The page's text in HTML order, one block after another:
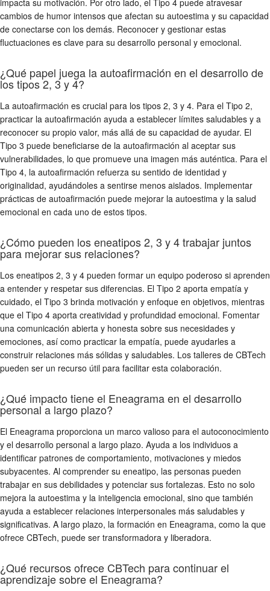
impacta su motivación. Por otro lado, el Tipo 4 puede atravesar
cambios de humor intensos que afectan su autoestima y su capacidad
de conectarse con los demás. Reconocer y gestionar estas
fluctuaciones es clave para su desarrollo personal y emocional.
¿Qué papel juega la autoafirmación en el desarrollo de
los tipos 2, 3 y 4?
La autoafirmación es crucial para los tipos 2, 3 y 4. Para el Tipo 2,
practicar la autoafirmación ayuda a establecer límites saludables y a
reconocer su propio valor, más allá de su capacidad de ayudar. El
Tipo 3 puede beneficiarse de la autoafirmación al aceptar sus
vulnerabilidades, lo que promueve una imagen más auténtica. Para el
Tipo 4, la autoafirmación refuerza su sentido de identidad y
originalidad, ayudándoles a sentirse menos aislados. Implementar
prácticas de autoafirmación puede mejorar la autoestima y la salud
emocional en cada uno de estos tipos.
¿Cómo pueden los eneatipos 2, 3 y 4 trabajar juntos
para mejorar sus relaciones?
Los eneatipos 2, 3 y 4 pueden formar un equipo poderoso si aprenden
a entender y respetar sus diferencias. El Tipo 2 aporta empatía y
cuidado, el Tipo 3 brinda motivación y enfoque en objetivos, mientras
que el Tipo 4 aporta creatividad y profundidad emocional. Fomentar
una comunicación abierta y honesta sobre sus necesidades y
emociones, así como practicar la empatía, puede ayudarles a
construir relaciones más sólidas y saludables. Los talleres de CBTech
pueden ser un recurso útil para facilitar esta colaboración.
¿Qué impacto tiene el Eneagrama en el desarrollo
personal a largo plazo?
El Eneagrama proporciona un marco valioso para el autoconocimiento
y el desarrollo personal a largo plazo. Ayuda a los individuos a
identificar patrones de comportamiento, motivaciones y miedos
subyacentes. Al comprender su eneatipo, las personas pueden
trabajar en sus debilidades y potenciar sus fortalezas. Esto no solo
mejora la autoestima y la inteligencia emocional, sino que también
ayuda a establecer relaciones interpersonales más saludables y
significativas. A largo plazo, la formación en Eneagrama, como la que
ofrece CBTech, puede ser transformadora y liberadora.
¿Qué recursos ofrece CBTech para continuar el
aprendizaje sobre el Eneagrama?